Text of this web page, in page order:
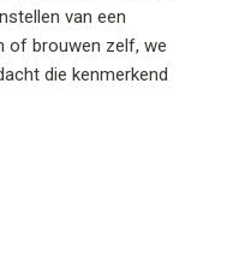
van een
of brouwen zelf, we
die kenmerkend